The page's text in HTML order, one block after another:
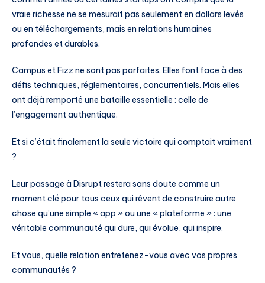
vraie richesse ne se mesurait pas seulement en dollars levés
ou en téléchargements, mais en relations humaines
profondes et durables.
Campus et Fizz ne sont pas parfaites. Elles font face à des
défis techniques, réglementaires, concurrentiels. Mais elles
ont déjà remporté une bataille essentielle : celle de
l’engagement authentique.
Et si c’était finalement la seule victoire qui comptait vraiment
?
Leur passage à Disrupt restera sans doute comme un
moment clé pour tous ceux qui rêvent de construire autre
chose qu’une simple « app » ou une « plateforme » : une
véritable communauté qui dure, qui évolue, qui inspire.
Et vous, quelle relation entretenez-vous avec vos propres
communautés ?